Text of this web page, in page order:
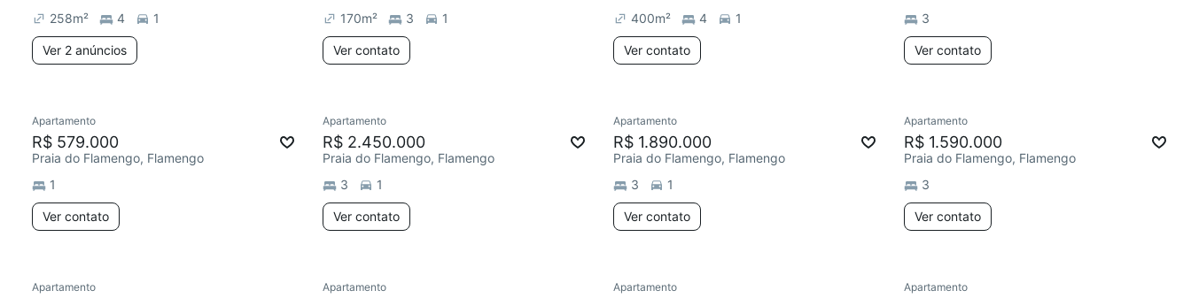
258m² 4 1
Ver 2 anúncios
170m² 3 1
Ver contato
400m² 4 1
Ver contato
3
Ver contato
Apartamento
R$ 579.000
Praia do Flamengo, Flamengo
1
Ver contato
Apartamento
R$ 2.450.000
Praia do Flamengo, Flamengo
3
1
Ver contato
Apartamento
R$ 1.890.000
Praia do Flamengo, Flamengo
3
1
Ver contato
Apartamento
R$ 1.590.000
Praia do Flamengo, Flamengo
3
Ver contato
Apartamento Apartamento Apartamento Apartamento